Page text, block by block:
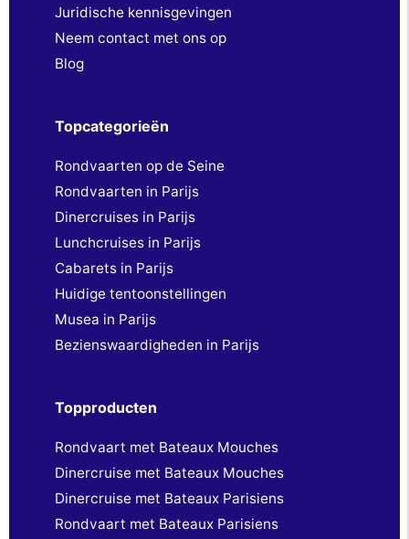
Juridische kennisgevingen
Neem contact met ons op
Blog
Topcategorieën
Rondvaarten op de Seine
Rondvaarten in Parijs
Dinercruises in Parijs
Lunchcruises in Parijs
Cabarets in Parijs
Huidige tentoonstellingen
Musea in Parijs
Bezienswaardigheden in Parijs
Topproducten
Rondvaart met Bateaux Mouches
Dinercruise met Bateaux Mouches
Dinercruise met Bateaux Parisiens
Rondvaart met Bateaux Parisiens